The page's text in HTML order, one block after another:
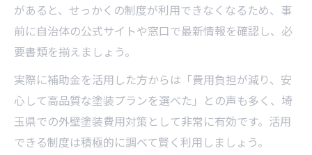
があると、せっかくの制度が利用できなくなるため、事
前に自治体の公式サイトや窓口で最新情報を確認し、必
要書類を揃えましょう。
実際に補助金を活用した方からは「費用負担が減り、安
心して高品質な塗装プランを選べた」との声も多く、埼
玉県での外壁塗装費用対策として非常に有効です。活用
できる制度は積極的に調べて賢く利用しましょう。